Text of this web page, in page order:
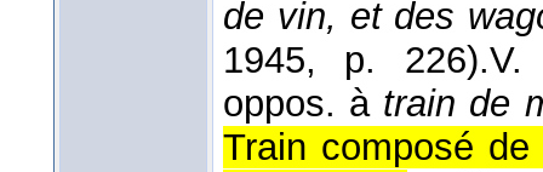
de vin, et des
1945, p. 226).
oppos. à train de
Train composé